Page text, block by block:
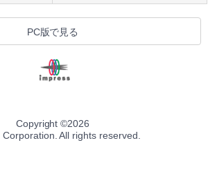
PC版で見る
Copyright ©2026
All rights reserved.